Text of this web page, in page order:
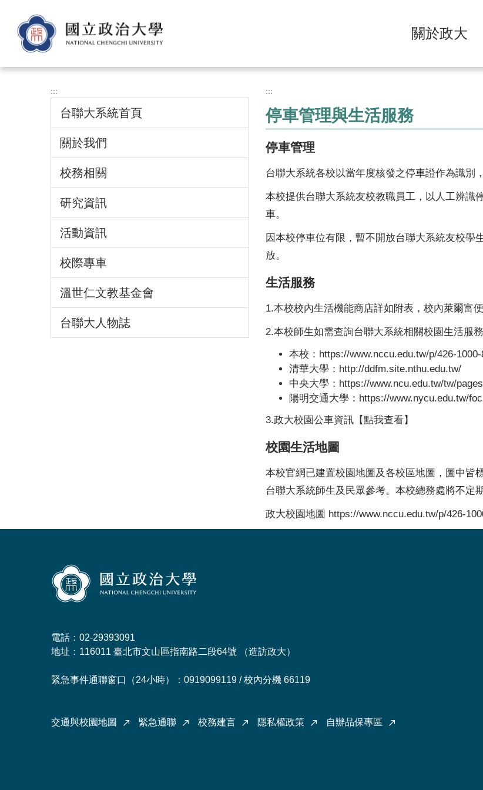
容
關於政大
:::
台聯大系統首頁
關於我們
校務相關
研究資訊
活動資訊
校際專車
溫世仁文教基金會
台聯大人物誌
:::
停車管理與生活服務
停車管理
台聯大系統各校以當年度核發之停車證作為識別
本校提供台聯大系統友校教職員工，以人工辨識
車。
因本校停車位有限，暫不開放台聯大系統友校學
放。
生活服務
1.本校校內生活機能商店詳如 附表 ，校內萊爾富
2.本校師生如需查詢台聯大系統相關校園生活服
本校： https://www.nccu.edu.tw/p/426-
清華大學： http://ddfm.site.nthu.edu.tw/
中央大學： https://www.ncu.edu.tw/tw/
陽明交通大學： https://www.nycu.edu.tw/
3.政大校園公車資訊 【點我查看】
校園生活地圖
本校官網已建置校園地圖及各校區地圖，圖中皆
台聯大系統師生及民眾參考。本校總務處將不定
政大校園地圖 https://www.nccu.edu.tw/p/426-
電話：02-29393091
地址：116011 臺北市文山區指南路二段64號 （造訪政大）
緊急事件通聯窗口（24小時）：0919099119 / 校內分機 66119
交通與校園地圖 緊急通聯 校務建言 隱私權政策 自辦品保專區